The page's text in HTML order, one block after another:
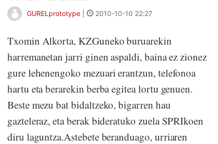
GURELprototype 2010-10-10 22:27
Txomin Alkorta, KZGuneko buruarekin
harremanetan jarri ginen aspaldi, baina ez zionez
gure lehenengoko mezuari erantzun, telefonoa
hartu eta berarekin berba egitea lortu genuen.
Beste mezu bat bidaltzeko, bigarren hau
gazteleraz, eta berak bideratuko zuela SPRIkoen
diru laguntza.Astebete beranduago, urriaren